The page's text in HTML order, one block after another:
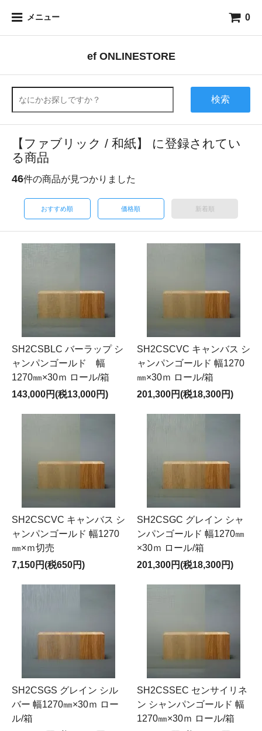
メニュー 0
ef ONLINESTORE
検索
【ファブリック / 和紙】 に登録されてい
る商品
46件の商品が見つかりました
おすすめ順 価格順 新着順
SH2CSBLC バーラップ シ
ャンパンゴールド 幅
1270㎜×30ｍ ロール/箱
143,000円(税13,000円)
SH2CSCVC キャンバス シ
ャンパンゴールド 幅1270
㎜×30ｍ ロール/箱
201,300円(税18,300円)
SH2CSCVC キャンバス シ
ャンパンゴールド 幅1270
㎜×ｍ切売
7,150円(税650円)
SH2CSGC グレイン シャ
ンパンゴールド 幅1270㎜
×30ｍ ロール/箱
201,300円(税18,300円)
SH2CSGS グレイン シル
バー 幅1270㎜×30ｍ ロー
ル/箱
SH2CSSEC センサイリネ
ン シャンパンゴールド 幅
1270㎜×30ｍ ロール/箱